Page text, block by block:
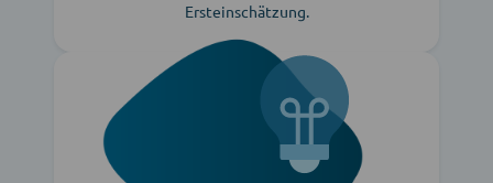
Ersteinschätzung.